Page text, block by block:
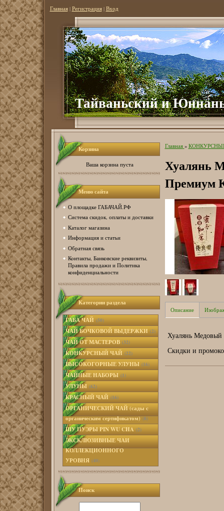
Главная| Регистрация| Вход
Тайваньский и
Корзина
Ваша корзина пуста
Меню сайта
О площадке ГАБАЧАЙ.РФ
Система скидок, оплаты и доставки
Каталог магазина
Информация и статьи
Обратная связь
Контакты, Банковские реквизиты,
Правила продажи и Политика
конфиденциальности
Категории раздела
ГАБА ЧАЙ(50)
ЧАЙ БОЧКОВОЙ ВЫДЕРЖКИ(2)
ЧАЙ ОТ МАСТЕРОВ(32)
КОНКУРСНЫЙ ЧАЙ(22)
ВЫСОКОГОРНЫЕ УЛУНЫ(16)
ЧАЙНЫЕ НАБОРЫ(1)
УЛУНЫ(62)
КРАСНЫЙ ЧАЙ(16)
ОРГАНИЧЕСКИЙ ЧАЙ (сады с
органическим сертификатом)(8)
ШУ ПУЭРЫ PIN WU CHA(2)
ЭКСКЛЮЗИВНЫЕ ЧАИ
КОЛЛЕКЦИОННОГО
УРОВНЯ (40)
Поиск
Главная »
Хуалянь
Премиум
Описание
Хуалянь Медовый
Скидки и